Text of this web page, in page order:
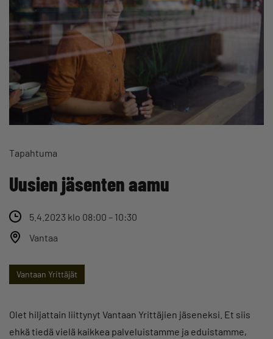
Tapahtuma
Uusien jäsenten aamu
5.4.2023 klo 08:00 – 10:30
Vantaa
Vantaan Yrittäjät
Olet hiljattain liittynyt Vantaan Yrittäjien jäseneksi. Et siis
ehkä tiedä vielä kaikkea palveluistamme ja eduistamme,